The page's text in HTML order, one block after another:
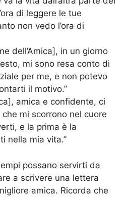
di leggere le tue
non vedo l’ora di
dell’Amica], in un giorno
mi sono resa conto di
per me, e non potevo
il motivo.”
amica e confidente, ci
mi scorrono nel cuore
e la prima è la
nella mia vita.”
possano servirti da
a scrivere una lettera
amica. Ricorda che